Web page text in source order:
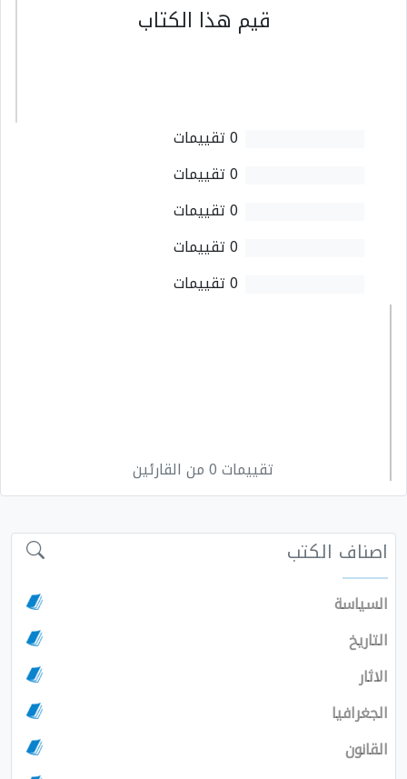
قيم هذا الكتاب
0 تقييمات
0 تقييمات
0 تقييمات
0 تقييمات
0 تقييمات
تقييمات 0 من القارئين
اصناف الكتب
السياسة
التاريخ
الاثار
الجغرافيا
القانون